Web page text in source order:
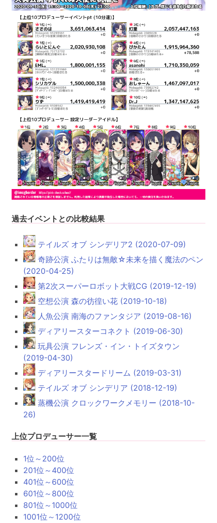
過去イベントとの比較結果
テイルズ オブ シンデリア2 (2020-07-09)
奇跡公演 ふたりは無敵☆未来を描く魔法のペン
(2020-04-25)
第2次スーパーロボット大戦CG (2019-12-19)
空想公演 森の彷徨い花 (2019-10-18)
人魚公演 南海のファンタジア (2019-08-16)
ディアリースターコネクト (2019-06-30)
玩具公演 フレンズ・イン・トイズタウン
(2019-04-30)
ディアリースタードリーム (2019-03-31)
テイルズ オブ シンデリア (2018-12-19)
蒸機公演 クロックワークメモリー (2018-10-
26)
上位プロデューサー一覧
1位～200位
201位～400位
401位～600位
601位～800位
801位～1000位
1001位～1200位